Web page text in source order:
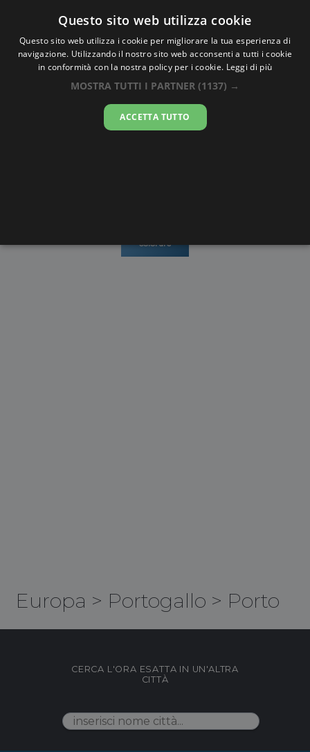
Oraesatta.co
Ora EsattaPorto
16:32:31
colorare
Europa > Portogallo > Porto
CERCA L'ORA ESATTA IN UN'ALTRA
CITTÀ
Questo sito web utilizza cookie
Questo sito web utilizza i cookie per migliorare la tua esperienza di
navigazione. Utilizzando il nostro sito web acconsenti a tutti i cookie
in conformità con la nostra policy per i cookie. Leggi di più
MOSTRA TUTTI I PARTNER (1137) →
ACCETTA TUTTO